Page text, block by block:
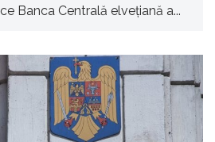
Banca Centrală elveţiană a...